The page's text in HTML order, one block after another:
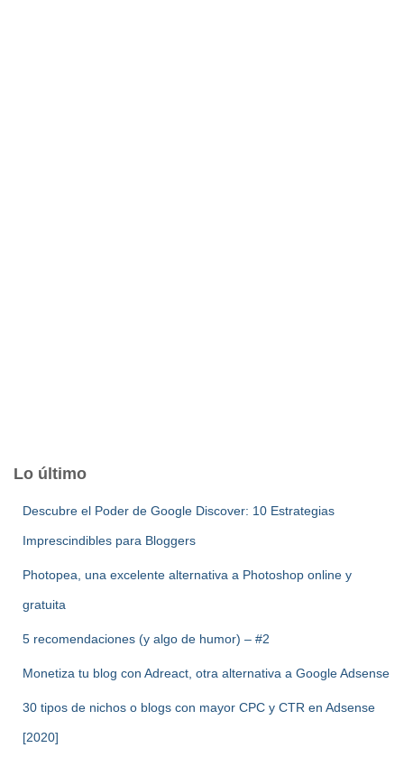
Lo último
Descubre el Poder de Google Discover: 10 Estrategias
Imprescindibles para Bloggers
Photopea, una excelente alternativa a Photoshop online y
gratuita
5 recomendaciones (y algo de humor) – #2
Monetiza tu blog con Adreact, otra alternativa a Google Adsense
30 tipos de nichos o blogs con mayor CPC y CTR en Adsense
[2020]